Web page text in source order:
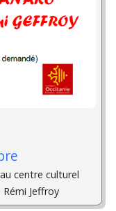
centre culturel
Jeffroy